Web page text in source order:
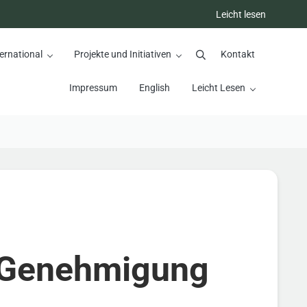
Leicht lesen
Projekte und Initiativen SuchenKontakt
Impressum English Leicht Lesen